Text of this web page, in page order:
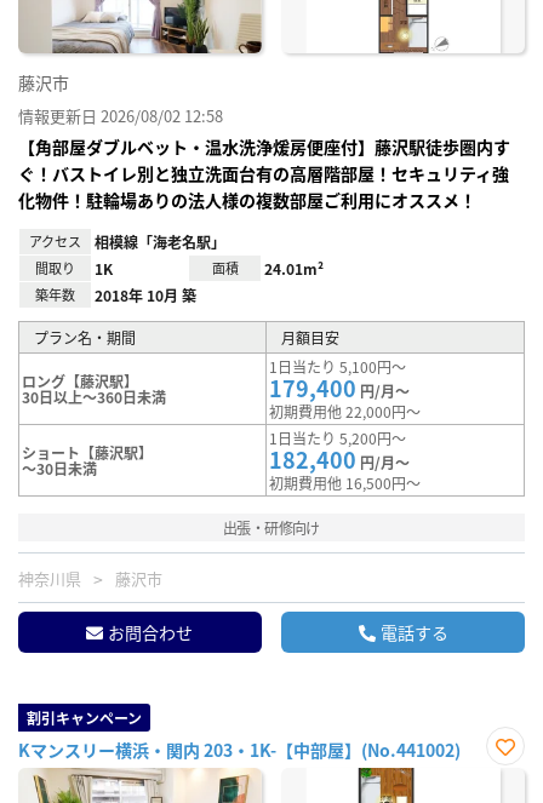
藤沢市
情報更新日 2026/08/02 12:58
【角部屋ダブルベット・温水洗浄煖房便座付】藤沢駅徒歩圏内す
ぐ！バストイレ別と独立洗面台有の高層階部屋！セキュリティ強
化物件！駐輪場ありの法人様の複数部屋ご利用にオススメ！
アクセス 相模線「海老名駅」
間取り 1K 面積 24.01m²
築年数 2018年 10月 築
プラン名・期間 月額目安
ロング【藤沢駅】
30日以上～360日未満
1日当たり 5,100円～
179,400 円/月～
初期費用他 22,000円～
ショート【藤沢駅】
～30日未満
1日当たり 5,200円～
182,400 円/月～
初期費用他 16,500円～
出張・研修向け
神奈川県 藤沢市
お問合わせ 電話する
割引キャンペーン
Kマンスリー横浜・関内 203・1K-【中部屋】(No.441002)
お気